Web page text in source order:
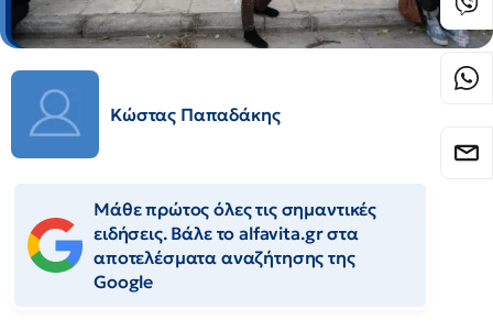
Κώστας Παπαδάκης
Μάθε πρώτος όλες τις σημαντικές
ειδήσεις. Βάλε το alfavita.gr στα
αποτελέσματα αναζήτησης της
Google